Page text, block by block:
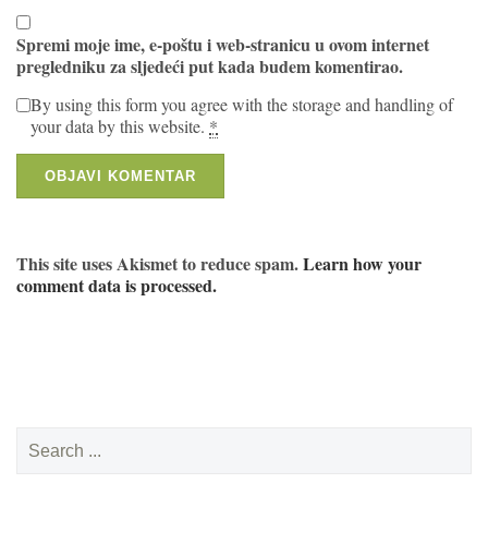
Spremi moje ime, e-poštu i web-stranicu u ovom internet
pregledniku za sljedeći put kada budem komentirao.
By using this form you agree with the storage and handling of
your data by this website. *
This site uses Akismet to reduce spam.Learn how your
comment data is processed.
for: